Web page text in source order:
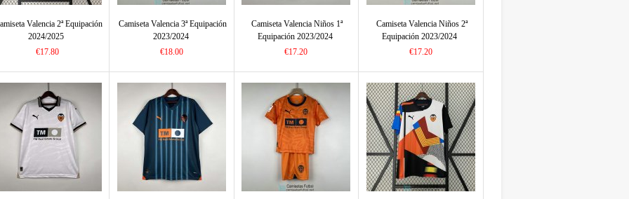
Valencia 2ª Equipación
2024/2025
€17.80
Camiseta Valencia 3ª Equipación
2023/2024
€18.00
Camiseta Valencia Niños 1ª
Equipación 2023/2024
€17.20
Camiseta Valencia Niños 2ª
Equipación 2023/2024
€17.20